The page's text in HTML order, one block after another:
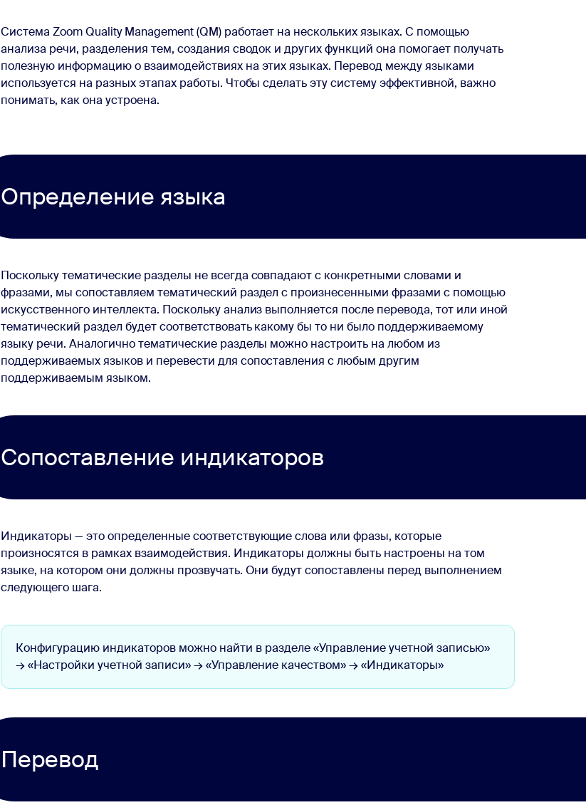
Система Zoom Quality Management (QM) работает на нескольких языках. С помощью
анализа речи, разделения тем, создания сводок и других функций она помогает получать
полезную информацию о взаимодействиях на этих языках. Перевод между языками
используется на разных этапах работы. Чтобы сделать эту систему эффективной, важно
понимать, как она устроена.
Определение языка
Поскольку тематические разделы не всегда совпадают с конкретными словами и
фразами, мы сопоставляем тематический раздел с произнесенными фразами с помощью
искусственного интеллекта. Поскольку анализ выполняется после перевода, тот или иной
тематический раздел будет соответствовать какому бы то ни было поддерживаемому
языку речи. Аналогично тематические разделы можно настроить на любом из
поддерживаемых языков и перевести для сопоставления с любым другим
поддерживаемым языком.
Сопоставление индикаторов
Индикаторы — это определенные соответствующие слова или фразы, которые
произносятся в рамках взаимодействия. Индикаторы должны быть настроены на том
языке, на котором они должны прозвучать. Они будут сопоставлены перед выполнением
следующего шага.
Конфигурацию индикаторов можно найти в разделе «Управление учетной записью»
→ «Настройки учетной записи» → «Управление качеством» → «Индикаторы»
Перевод